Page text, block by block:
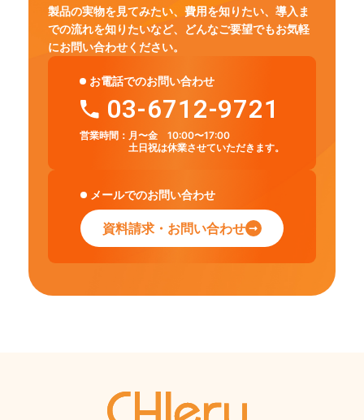
製品の実物を見てみたい、費用を知りたい、導入ま
での流れを知りたいなど、
どんなご要望でもお気軽
にお問い合わせください。
お電話でのお問い合わせ
03-6712-9721
営業時間： 月〜金 10:00〜17:00
土日祝は休業させていただきます。
メールでのお問い合わせ
資料請求・お問い合わせ